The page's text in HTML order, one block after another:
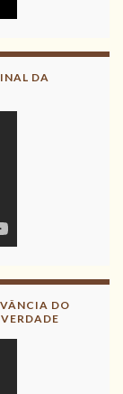
DA
DO